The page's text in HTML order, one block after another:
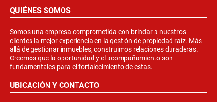
QUIÉNES SOMOS
Somos una empresa comprometida con brindar a nuestros
clientes la mejor experiencia en la gestión de propiedad raíz. Más
allá de gestionar inmuebles, construimos relaciones duraderas.
Creemos que la oportunidad y el acompañamiento son
fundamentales para el fortalecimiento de estas.
UBICACIÓN Y CONTACTO